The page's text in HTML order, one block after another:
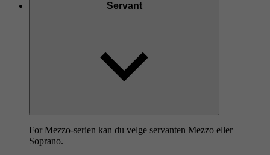
Servant
For Mezzo-serien kan du velge servanten Mezzo eller
Soprano.